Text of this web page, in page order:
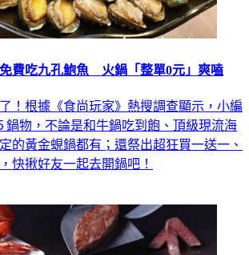
費吃九孔鮑魚 火鍋「整單0元」爽嗑
！根據《食尚玩家》熱搜調查顯示，小編
鍋物，不論是和牛鍋吃到飽、頂級現流海
的黃金蜆鍋都有；還祭出超狂買一送一、
快揪好友一起去開鍋吧！